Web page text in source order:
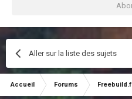
Aller sur la liste des sujets
Accueil Forums